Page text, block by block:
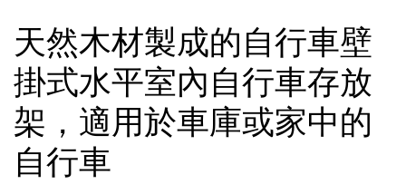
天然木材製成的自行車壁
掛式水平室內自行車存放
架，適用於車庫或家中的
自行車